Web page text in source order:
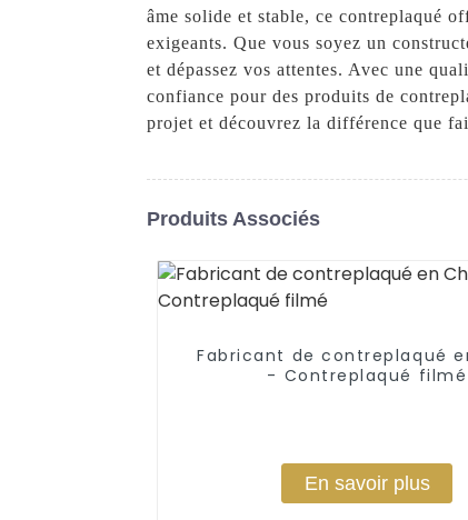
âme solide et stable, ce contreplaqué
exigeants. Que vous soyez un
et dépassez vos attentes. Avec une
confiance pour des produits de
projet et découvrez la différence que
Produits Associés
Fabricant de contreplaqué
- Contreplaqué filmé
En savoir plus